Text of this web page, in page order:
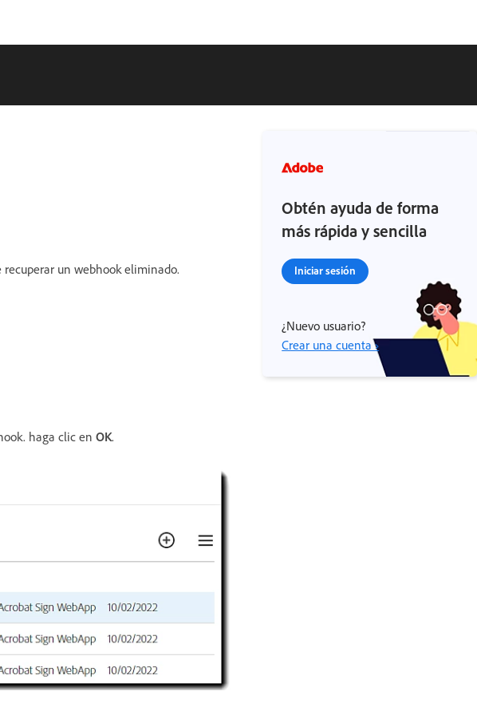
un webhook eliminado.
haga clic en OK.
Obtén ayuda de forma
más rápida y sencilla
Iniciar sesión
¿Nuevo usuario?
Crear una cuenta ›